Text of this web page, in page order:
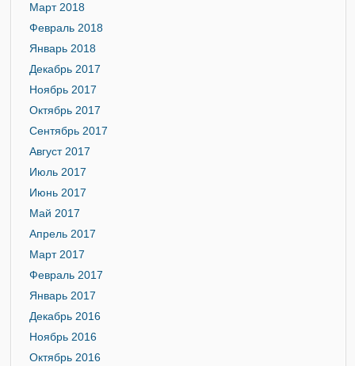
Март 2018
Февраль 2018
Январь 2018
Декабрь 2017
Ноябрь 2017
Октябрь 2017
Сентябрь 2017
Август 2017
Июль 2017
Июнь 2017
Май 2017
Апрель 2017
Март 2017
Февраль 2017
Январь 2017
Декабрь 2016
Ноябрь 2016
Октябрь 2016